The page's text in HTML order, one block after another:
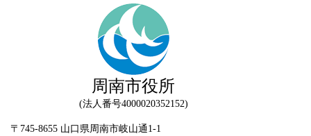
周南市役所
法人番号4000020352152
〒745-8655 山口県周南市岐山通1-1